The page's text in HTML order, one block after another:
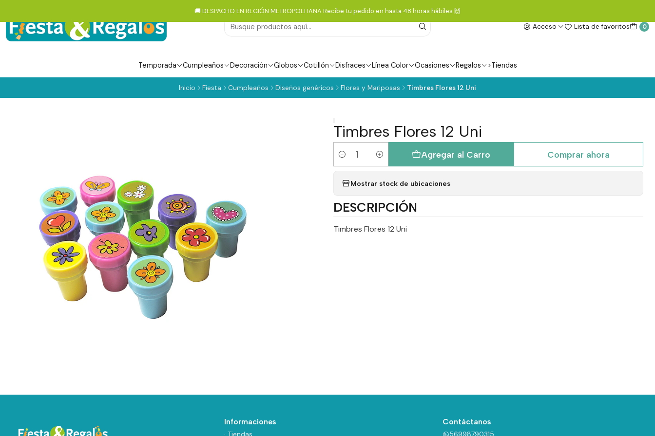
Acceso Lista de favoritos 0
Temporada Cumpleaños Decoración Globos Cotillón Disfraces Línea Color Ocasiones Regalos >Tiendas
🚚 DESPACHO EN REGIÓN METROPOLITANA Recibe tu pedido en hasta 48 horas hábiles 🙌
Inicio Fiesta Cumpleaños Diseños genéricos Flores y Mariposas Timbres Flores 12 Uni
|
Timbres Flores 12 Uni
Cantidad
Agregar al Carro Comprar ahora
Mostrar stock de ubicaciones
DESCRIPCIÓN
Timbres Flores 12 Uni
Informaciones
· Tiendas
Contáctanos
56998790315